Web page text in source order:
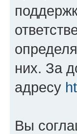
них. За
адресу
Вы